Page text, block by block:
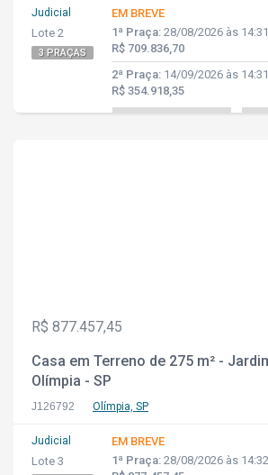
Judicial
Lote 2
3 PRAÇAS
EM BREVE
1ª Praça: 28/08/2026 às 14:31
R$ 709.836,70
2ª Praça: 14/09/2026 às 14:31
R$ 354.918,35
R$ 877.457,45
Casa em Terreno de 275 m² -
Olímpia - SP
J126792 Olímpia, SP
Judicial
Lote 3
EM BREVE
1ª Praça: 28/08/2026 às 14:32